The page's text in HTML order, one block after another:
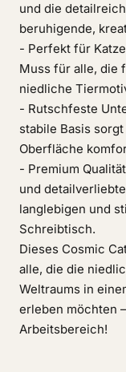
und die
beruhigende,
- Perfekt für
Muss für alle, die
niedliche
- Rutschfeste
stabile Basis
Oberfläche
- Premium
und
langlebigen und
Schreibtisch.
Dieses Cosmic
alle, die die
Weltraums in
erleben möchten
Arbeitsbereich!